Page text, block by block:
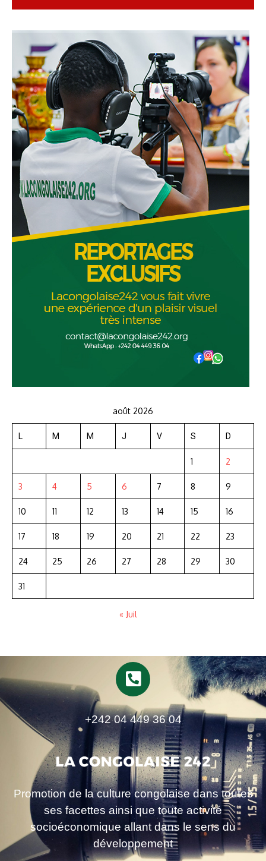
août 2026
L M M J V S D
1 2
3 4 5 6 7 8 9
10 11 12 13 14 15 16
17 18 19 20 21 22 23
24 25 26 27 28 29 30
31
« Juil
+242 04 449 36 04
Promotion de la culture congolaise dans toutes
ses facettes ainsi que toute activité
socioéconomique allant dans le sens du
développement